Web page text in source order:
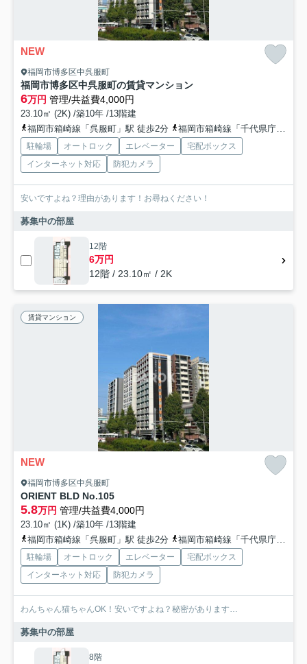
NEW
福岡市博多区中呉服町
福岡市博多区中呉服町の賃貸マンション
6万円 管理/共益費4,000円
23.10㎡ (2K) /築10年 /13階建
福岡市箱崎線「呉服町」駅 徒歩2分
福岡市箱崎線「千代県庁口」駅 徒歩7分
駐輪場 オートロック エレベーター
宅配ボックス
インターネット対応
防犯カメラ
安いですよね？理由があります！お尋ねください！
募集中の部屋
12階
6万円
12階 / 23.10㎡ / 2K
賃貸マンション
NEW
福岡市博多区中呉服町
ORIENT BLD No.105
5.8万円 管理/共益費4,000円
23.10㎡ (1K) /築10年 /13階建
福岡市箱崎線「呉服町」駅 徒歩2分
福岡市箱崎線「千代県庁口」駅 徒歩7分
駐輪場 オートロック エレベーター
宅配ボックス
インターネット対応
防犯カメラ
わんちゃん猫ちゃんOK！安いですよね？秘密があります…
募集中の部屋
8階